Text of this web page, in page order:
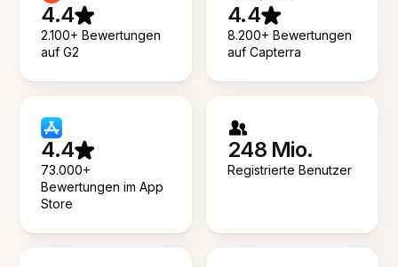
4.4
2.100+ Bewertungen
auf G2
4.4
8.200+ Bewertungen
auf Capterra
4.4
73.000+
Bewertungen im App
Store
248 Mio.
Registrierte Benutzer